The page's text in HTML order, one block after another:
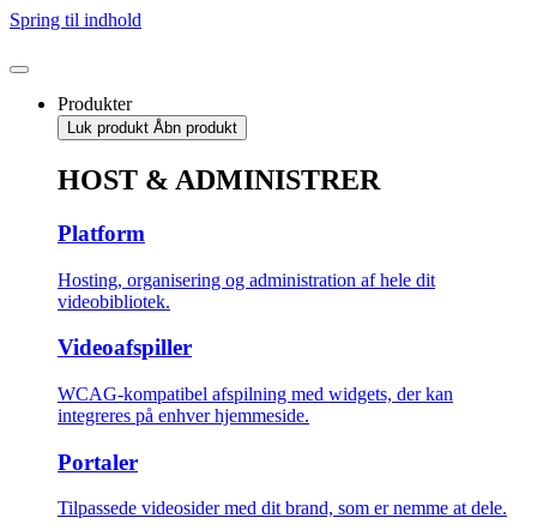
Spring til indhold
Produkter
Luk produkt Åbn produkt
HOST & ADMINISTRER
Platform
Hosting, organisering og administration af hele dit
videobibliotek.
Videoafspiller
WCAG-kompatibel afspilning med widgets, der kan
integreres på enhver hjemmeside.
Portaler
Tilpassede videosider med dit brand, som er nemme at dele.